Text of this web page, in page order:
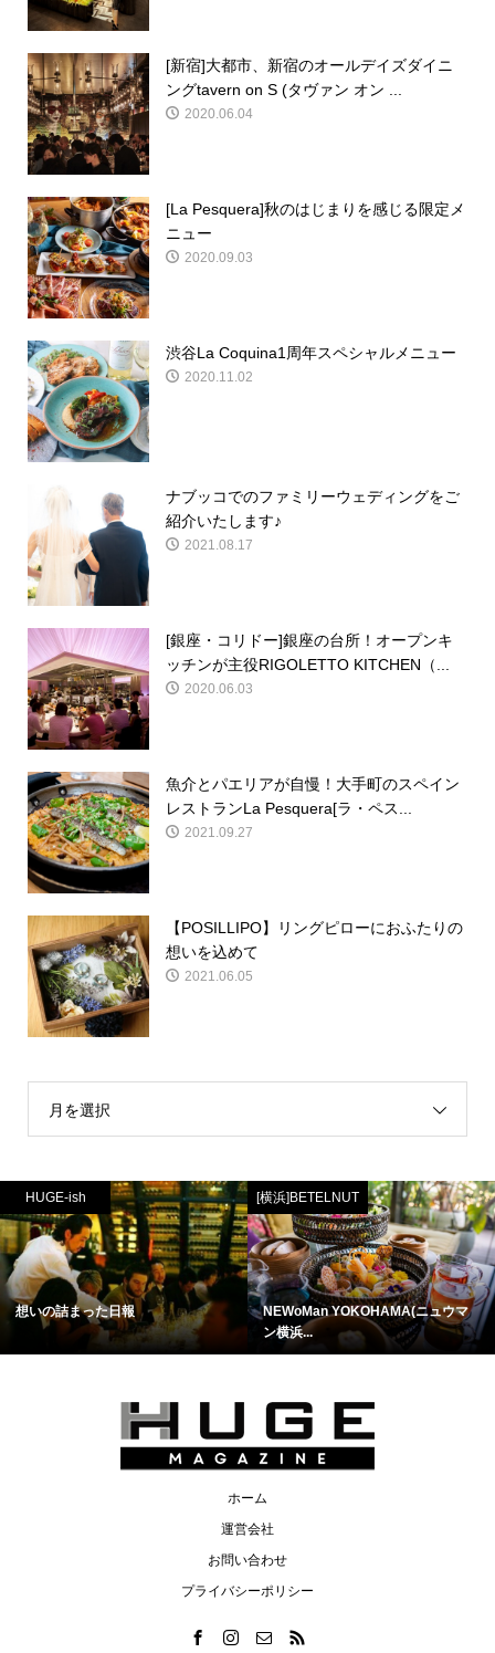
[新宿]大都市、新宿のオールデイズダイニ
ングtavern on S (タヴァン オン ...
2020.06.04
[La Pesquera]秋のはじまりを感じる限定メ
ニュー
2020.09.03
渋谷La Coquina1周年スペシャルメニュー
2020.11.02
ナブッコでのファミリーウェディングをご
紹介いたします♪
2021.08.17
[銀座・コリドー]銀座の台所！オープンキ
ッチンが主役RIGOLETTO KITCHEN（...
2020.06.03
魚介とパエリアが自慢！大手町のスペイン
レストランLa Pesquera[ラ・ペス...
2021.09.27
【POSILLIPO】リングピローにおふたりの
想いを込めて
2021.06.05
月を選択
HUGE-ish
想いの詰まった日報
[横浜]BETELNUT
NEWoMan YOKOHAMA(ニュウマ
ン横浜...
ホーム
運営会社
お問い合わせ
プライバシーポリシー